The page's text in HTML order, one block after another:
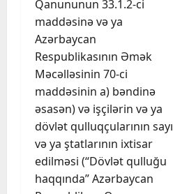
Qanununun 33.1.2-ci
maddəsinə və ya
Azərbaycan
Respublikasının Əmək
Məcəlləsinin 70-ci
maddəsinin a) bəndinə
əsasən) və işçilərin və ya
dövlət qulluqçularının sayı
və ya ştatlarının ixtisar
edilməsi (“Dövlət qulluğu
haqqında” Azərbaycan